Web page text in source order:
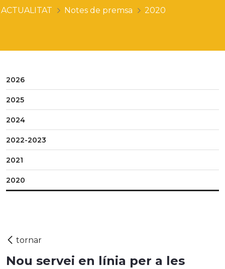
ACTUALITAT Notes de premsa 2020
2026
2025
2024
2022-2023
2021
2020
Nou servei en línia per a les